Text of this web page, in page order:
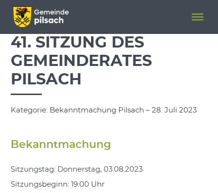
Menü überspringen
Menü überspringen
41. SITZUNG DES
GEMEINDERATES
PILSACH
Kategorie: Bekanntmachung Pilsach – 28. Juli 2023
Bekanntmachung
Sitzungstag: Donnerstag, 03.08.2023
Sitzungsbeginn: 19:00 Uhr